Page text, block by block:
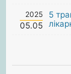
2025
05.05
5